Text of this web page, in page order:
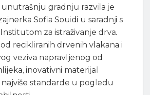
unutrašnju gradnju razvila je
Sofia Souidi u saradnji s
za istraživanje drva.
recikliranih drvenih vlakana i
veziva napravljenog od
inovativni materijal
najviše standarde u pogledu